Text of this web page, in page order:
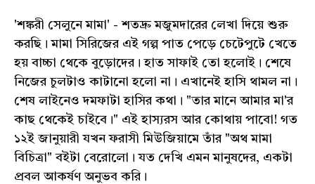
'শঙ্করী সেলুনে মামা' - শতদ্রু মজুমদারের লেখা দিয়ে শুরু
করছি। মামা সিরিজের এই গল্প পাত পেড়ে চেটেপুটে খেতে
হয় বাচ্চা থেকে বুড়োদের। হাত সাফাই তো হলোই। শেষে
নিজের চুলটাও কাটানো হলো না। এখানেই হাসি থামল না।
শেষ লাইনেও দমফাটা হাসির কথা। "তার মানে আমার মা'র
কাছ থেকেই চাইবে।" এই হাস্যরস আর কোথায় পাবো! গত
১২ই জানুয়ারী যখন ফরাসী মিউজিয়ামে তাঁর "অথ মামা
বিচিত্রা" বইটা বেরোলো। যত দেখি এমন মানুষদের, একটা
প্রবল আকর্ষণ অনুভব করি।